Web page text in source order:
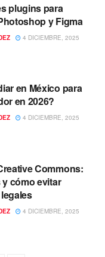
plugins para
y Figma
4 DICIEMBRE, 2025
en México para
en 2026?
4 DICIEMBRE, 2025
Commons:
cómo evitar
4 DICIEMBRE, 2025